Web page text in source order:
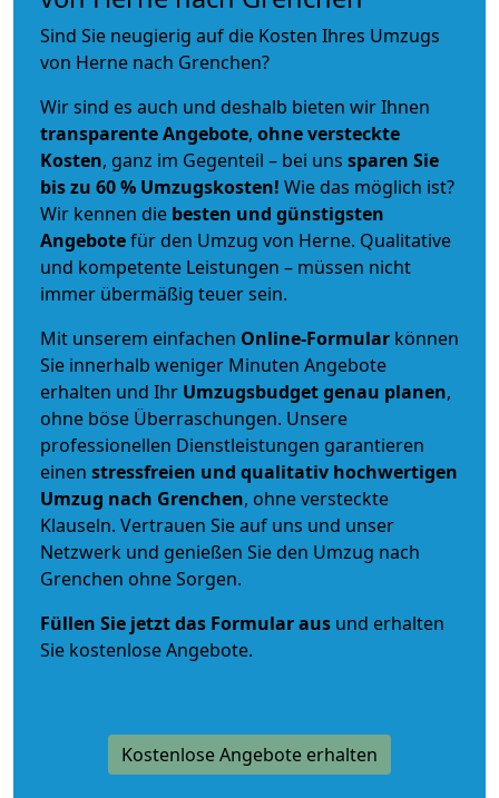
Sind Sie neugierig auf die Kosten Ihres Umzugs
von Herne nach Grenchen?
Wir sind es auch und deshalb bieten wir Ihnen
transparente Angebote, ohne versteckte
Kosten, ganz im Gegenteil – bei uns sparen Sie
bis zu 60 % Umzugskosten! Wie das möglich ist?
Wir kennen die besten und günstigsten
Angebotefür den Umzug von Herne. Qualitative
und kompetente Leistungen – müssen nicht
immer übermäßig teuer sein.
Mit unserem einfachen Online-Formular können
Sie innerhalb weniger Minuten Angebote
erhalten und Ihr Umzugsbudgetgenau planen,
ohne böse Überraschungen. Unsere
professionellen Dienstleistungen garantieren
einen stressfreien und qualitativ hochwertigen
Umzug nach Grenchen, ohne versteckte
Klauseln. Vertrauen Sie auf uns und unser
Netzwerk und genießen Sie den Umzug nach
Grenchen ohne Sorgen.
Füllen Sie jetzt das Formular aus und erhalten
Sie kostenlose Angebote.
Kostenlose Angebote erhalten